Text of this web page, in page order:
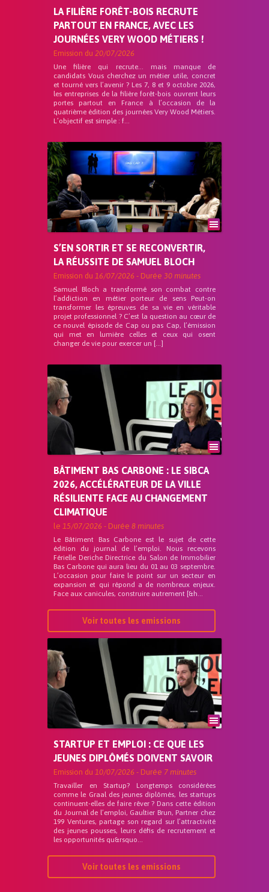
LA FILIÈRE FORÊT-BOIS RECRUTE
PARTOUT EN FRANCE, AVEC LES
JOURNÉES VERY WOOD MÉTIERS !
Emission du 20/07/2026
Une filière qui recrute… mais manque de
candidats Vous cherchez un métier utile, concret
et tourné vers l’avenir ? Les 7, 8 et 9 octobre 2026,
les entreprises de la filière forêt-bois ouvrent leurs
portes partout en France à l’occasion de la
quatrième édition des journées Very Wood Métiers.
L’objectif est simple : f...
S’EN SORTIR ET SE RECONVERTIR,
LA RÉUSSITE DE SAMUEL BLOCH
Emission du 16/07/2026 - Durée 30 minutes
Samuel Bloch a transformé son combat contre
l’addiction en métier porteur de sens Peut-on
transformer les épreuves de sa vie en véritable
projet professionnel ? C’est la question au cœur de
ce nouvel épisode de Cap ou pas Cap, l’émission
qui met en lumière celles et ceux qui osent
changer de vie pour exercer un […]
BÂTIMENT BAS CARBONE : LE SIBCA
2026, ACCÉLÉRATEUR DE LA VILLE
RÉSILIENTE FACE AU CHANGEMENT
CLIMATIQUE
le 15/07/2026 - Durée 8 minutes
Le Bâtiment Bas Carbone est le sujet de cette
édition du journal de l’emploi. Nous recevons
Férielle Deriche Directrice du Salon de Immobilier
Bas Carbone qui aura lieu du 01 au 03 septembre.
L’occasion pour faire le point sur un secteur en
expansion et qui répond a de nombreux enjeux.
Face aux canicules, construire autrement [&h...
Voir toutes les emissions
STARTUP ET EMPLOI : CE QUE LES
JEUNES DIPLÔMÉS DOIVENT SAVOIR
Emission du 10/07/2026 - Durée 7 minutes
Travailler en Startup? Longtemps considérées
comme le Graal des jeunes diplômés, les startups
continuent-elles de faire rêver ? Dans cette édition
du Journal de l’emploi, Gaultier Brun, Partner chez
199 Ventures, partage son regard sur l’attractivité
des jeunes pousses, leurs défis de recrutement et
les opportunités qu&rsquo...
Voir toutes les emissions